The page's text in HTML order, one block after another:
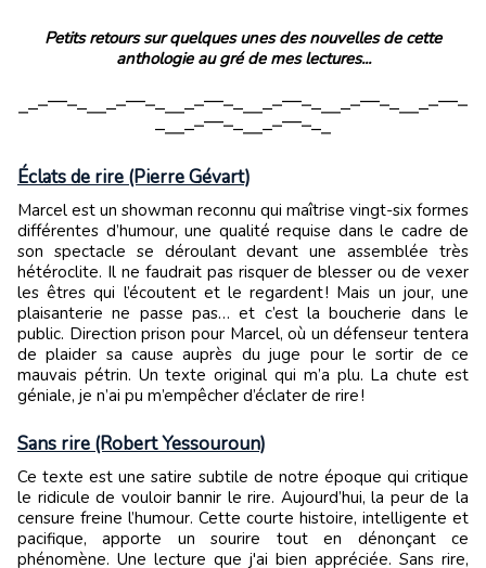
Petits retours sur quelques unes des nouvelles de cette
anthologie au gré de mes lectures...
⎽⎼⎻⎺⎺⎻⎼⎽⎽⎼⎻⎺⎺⎻⎼⎽⎽⎼⎻⎺⎺⎻⎼⎽⎽⎼⎻⎺⎺⎻⎼⎽⎽⎼⎻⎺⎺⎻⎼⎽⎽⎼⎻⎺⎺⎻
⎼⎽⎽⎼⎻⎺⎺⎻⎼⎽⎽⎼⎻⎺⎺⎻⎼⎽
Éclats de rire (Pierre Gévart)
Marcel est un showman reconnu qui maîtrise vingt-six formes
différentes d’humour, une qualité requise dans le cadre de
son spectacle se déroulant devant une assemblée très
hétéroclite. Il ne faudrait pas risquer de blesser ou de vexer
les êtres qui l’écoutent et le regardent ! Mais un jour, une
plaisanterie ne passe pas… et c’est la boucherie dans le
public. Direction prison pour Marcel, où un défenseur tentera
de plaider sa cause auprès du juge pour le sortir de ce
mauvais pétrin. Un texte original qui m’a plu. La chute est
géniale, je n’ai pu m’empêcher d’éclater de rire !
Sans rire (Robert Yessouroun)
Ce texte est une satire subtile de notre époque qui critique
le ridicule de vouloir bannir le rire. Aujourd’hui, la peur de la
censure freine l’humour. Cette courte histoire, intelligente et
pacifique, apporte un sourire tout en dénonçant ce
phénomène. Une lecture que j'ai bien appréciée. Sans rire,